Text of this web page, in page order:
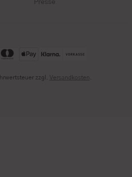
Presse
zzgl. Versandkosten